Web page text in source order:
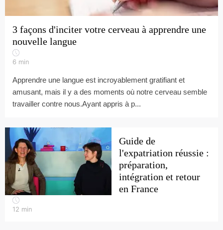
3 façons d'inciter votre cerveau à apprendre une
nouvelle langue
6 min
Apprendre une langue est incroyablement gratifiant et
amusant, mais il y a des moments où notre cerveau semble
travailler contre nous.Ayant appris à p...
Guide de
l'expatriation réussie :
préparation,
intégration et retour
en France
12 min